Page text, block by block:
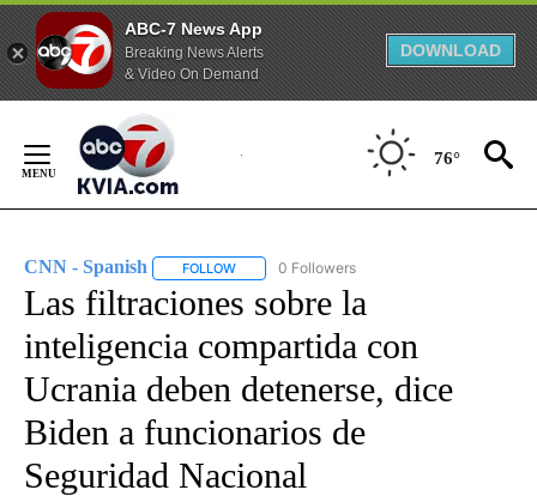
ABC-7 News App
Breaking News Alerts
& Video On Demand
DOWNLOAD
Content
76°
CNN - Spanish FOLLOW FOLLOW "CNN - SPANISH" TO RECEIVE
0 Followers
Las filtraciones sobre la
inteligencia compartida con
Ucrania deben detenerse, dice
Biden a funcionarios de
Seguridad Nacional